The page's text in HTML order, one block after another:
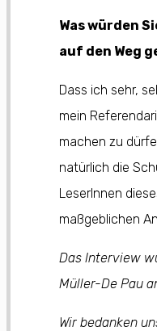
Was würden
auf den Weg
Dass ich sehr,
mein
machen zu
natürlich die
LeserInnen
maßgeblichen
Das Interview
Müller-De Pau
Wir bedanken